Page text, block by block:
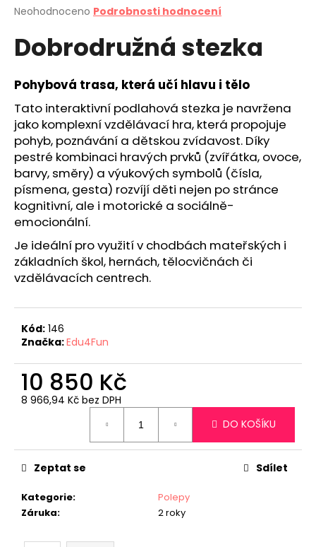
Průměrné
produktu
je
z
5
hvězdiček.
Neohodnoceno Podrobnosti hodnocení
Dobrodružná stezka
Pohybová trasa, která učí hlavu i tělo
Tato interaktivní podlahová stezka je navržena
jako komplexní vzdělávací hra, která propojuje
pohyb, poznávání a dětskou zvídavost. Díky
pestré kombinaci hravých prvků (zvířátka, ovoce,
barvy, směry) a výukových symbolů (čísla,
písmena, gesta) rozvíjí děti nejen po stránce
kognitivní, ale i motorické a sociálně-
emocionální.
Je ideální pro využití v chodbách mateřských i
základních škol, hernách, tělocvičnách či
vzdělávacích centrech.
Kód: 146
Značka:Edu4Fun
10 850 Kč
8 966,94 Kč bez DPH
DO KOŠÍKU
Kategorie:
Polepy
Záruka: 2 roky
Zeptat se Sdílet
a
j
í
?
HLEDAT
D
o
p
o
r
u
u
e
m
e
MANIA
Kč